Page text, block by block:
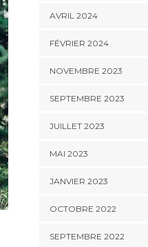
AVRIL 2024
FÉVRIER 2024
NOVEMBRE 2023
SEPTEMBRE 2023
JUILLET 2023
MAI 2023
JANVIER 2023
OCTOBRE 2022
SEPTEMBRE 2022